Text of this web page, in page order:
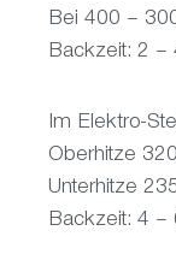
Bei 400 –
Backzeit: 2 –
Im Elektro-
Oberhitze
Unterhitze
Backzeit: 4 –